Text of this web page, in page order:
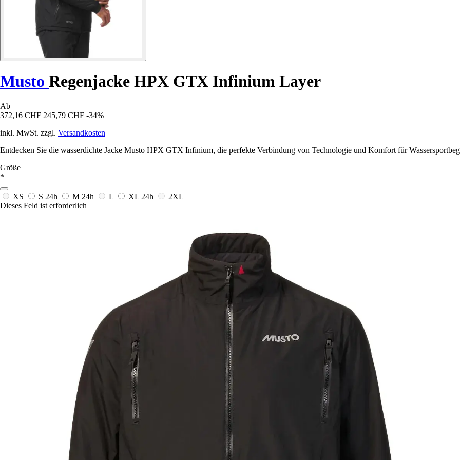
Musto Regenjacke HPX GTX Infinium Layer
Ab
372,16 CHF 245,79 CHF -34%
inkl. MwSt. zzgl. Versandkosten
Entdecken Sie die wasserdichte Jacke Musto HPX GTX Infinium, die perfekte Verbindung von Technologie und Komfort für
Größe
*
XS S 24h M 24h L XL 24h
2XL
Dieses Feld ist erforderlich